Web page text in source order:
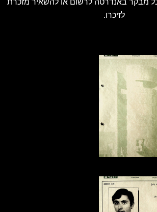
כל מבקר באנדרטה לרשום או להשאיר מזכרת
לזיכרו.